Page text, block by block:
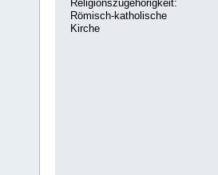
Religionszugehörigkeit:
Römisch-katholische
Kirche